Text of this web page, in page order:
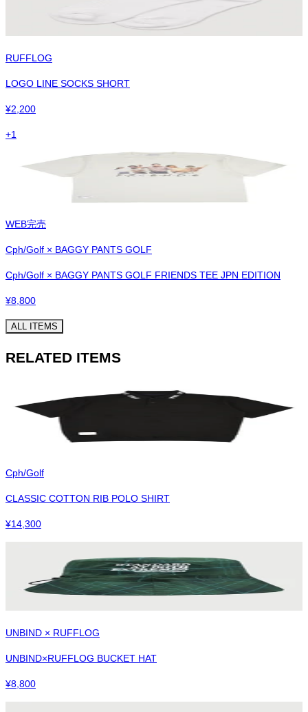
RUFFLOG
LOGO LINE SOCKS SHORT
¥2,200
+1
WEB完売
Cph/Golf × BAGGY PANTS GOLF
Cph/Golf × BAGGY PANTS GOLF FRIENDS TEE JPN EDITION
¥8,800
ALL ITEMS
RELATED ITEMS
Cph/Golf
CLASSIC COTTON RIB POLO SHIRT
¥14,300
UNBIND × RUFFLOG
UNBIND×RUFFLOG BUCKET HAT
¥8,800